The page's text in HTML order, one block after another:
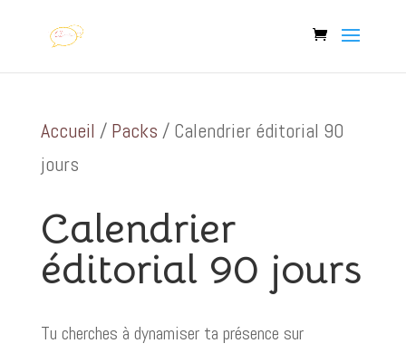
Accueil / Packs / Calendrier éditorial 90
jours
Calendrier
éditorial 90 jours
Tu cherches à dynamiser ta présence sur